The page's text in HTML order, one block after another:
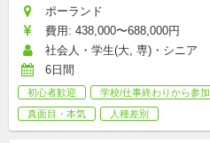
ポーランド
費用: 438,000〜688,000円
社会人・学生(大, 専)・シニア
6日間
初心者歓迎 学校/仕事終わりから参加
真面目・本気
人種差別